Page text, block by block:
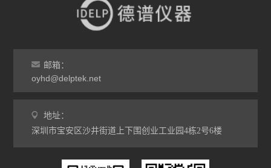
邮箱：
oyhd@delptek.net
地址：
深圳市宝安区沙井街道上下围创业工业园4栋2号6楼